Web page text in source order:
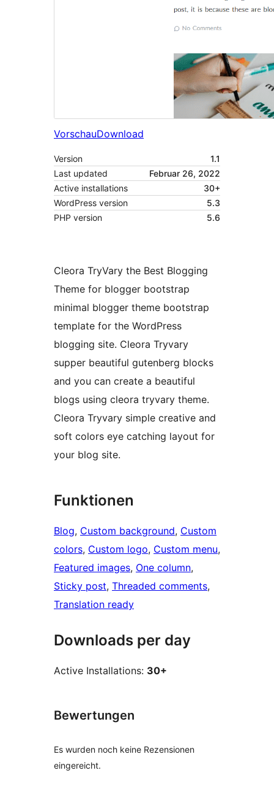
VorschauDownload
Version
1.1
Last updated
Februar 26, 2022
Active installations
30+
WordPress version
5.3
PHP version
5.6
Cleora TryVary the Best Blogging
Theme for blogger bootstrap
minimal blogger theme bootstrap
template for the WordPress
blogging site. Cleora Tryvary
supper beautiful gutenberg blocks
and you can create a beautiful
blogs using cleora tryvary theme.
Cleora Tryvary simple creative and
soft colors eye catching layout for
your blog site.
Funktionen
Blog, Custom background, Custom
colors, Custom logo, Custom menu
Featured images, One column
Sticky post, Threaded comments
Translation ready
Downloads per day
Active Installations: 30+
Bewertungen
Es wurden noch keine Rezensionen
eingereicht.